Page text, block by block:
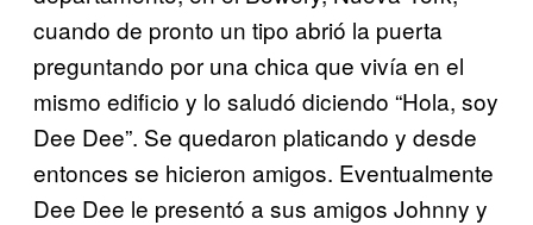
cuando de pronto un tipo abrió la puerta
preguntando por una chica que vivía en el
mismo edificio y lo saludó diciendo “Hola, soy
Dee Dee”. Se quedaron platicando y desde
entonces se hicieron amigos. Eventualmente
Dee Dee le presentó a sus amigos Johnny y